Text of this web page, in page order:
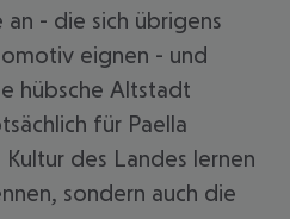
- die sich übrigens
eignen - und
hübsche Altstadt
für Paella
des Landes lernen
sondern auch die